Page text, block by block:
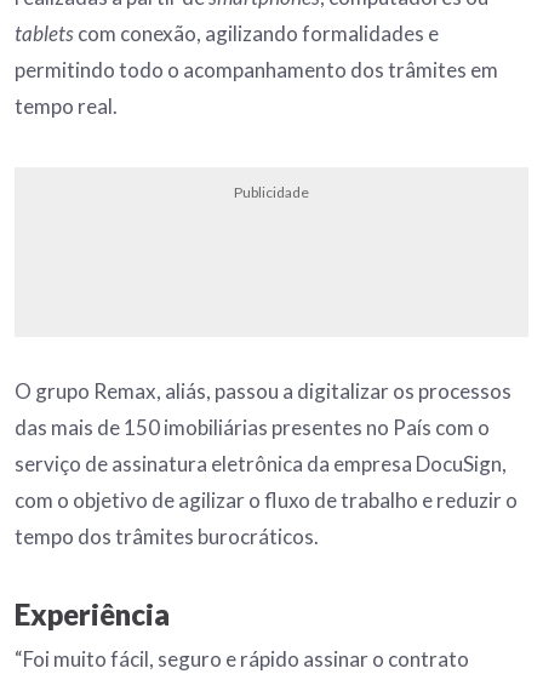
tabletscom conexão, agilizando formalidades e
permitindo todo o acompanhamento dos trâmites em
tempo real.
Publicidade
O grupo Remax, aliás, passou a digitalizar os processos
das mais de 150 imobiliárias presentes no País com o
serviço de assinatura eletrônica da empresa DocuSign,
com o objetivo de agilizar o fluxo de trabalho e reduzir o
tempo dos trâmites burocráticos.
Experiência
“Foi muito fácil, seguro e rápido assinar o contrato